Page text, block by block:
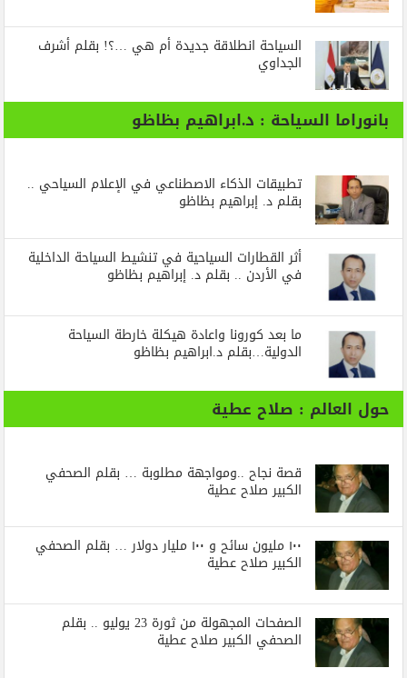
السياحة انطلاقة جديدة أم هي …؟! بقلم أشرف
الجداوي
بانوراما السياحة : د.ابراهيم بظاظو
تطبيقات الذكاء الاصطناعي في الإعلام السياحي ..
بقلم د. إبراهيم بظاظو
أثر القطارات السياحية في تنشيط السياحة الداخلية
في الأردن .. بقلم د. إبراهيم بظاظو
ما بعد كورونا واعادة هيكلة خارطة السياحة
الدولية…بقلم د.ابراهيم بظاظو
حول العالم : صلاح عطية
قصة نجاح ..ومواجهة مطلوبة … بقلم الصحفي
الكبير صلاح عطية
١٠٠ مليون سائح و ١٠٠ مليار دولار … بقلم الصحفي
الكبير صلاح عطية
الصفحات المجهولة من ثورة 23 يوليو .. بقلم
الصحفي الكبير صلاح عطية